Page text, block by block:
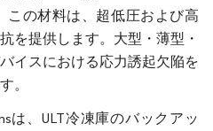
この材料は、超低圧および高
を提供します。大型・薄型・
イスにおける応力誘起欠陥を
。
は、ULT冷凍庫のバックアッ